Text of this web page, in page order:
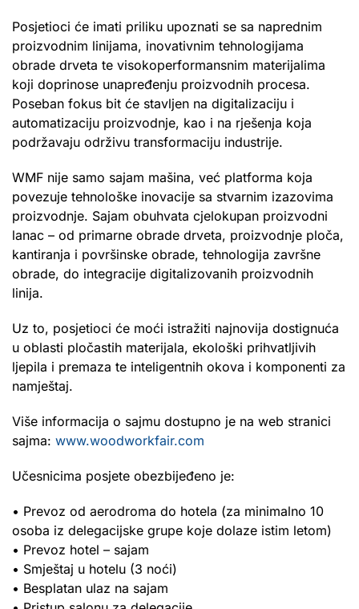
Posjetioci će imati priliku upoznati se sa naprednim
proizvodnim linijama, inovativnim tehnologijama
obrade drveta te visokoperformansnim materijalima
koji doprinose unapređenju proizvodnih procesa.
Poseban fokus bit će stavljen na digitalizaciju i
automatizaciju proizvodnje, kao i na rješenja koja
podržavaju održivu transformaciju industrije.
WMF nije samo sajam mašina, već platforma koja
povezuje tehnološke inovacije sa stvarnim izazovima
proizvodnje. Sajam obuhvata cjelokupan proizvodni
lanac – od primarne obrade drveta, proizvodnje ploča,
kantiranja i površinske obrade, tehnologija završne
obrade, do integracije digitalizovanih proizvodnih
linija.
Uz to, posjetioci će moći istražiti najnovija dostignuća
u oblasti pločastih materijala, ekološki prihvatljivih
ljepila i premaza te inteligentnih okova i komponenti za
namještaj.
Više informacija o sajmu dostupno je na web stranici
sajma: www.woodworkfair.com
Učesnicima posjete obezbijeđeno je:
• Prevoz od aerodroma do hotela (za minimalno 10
osoba iz delegacijske grupe koje dolaze istim letom)
• Prevoz hotel – sajam
• Smještaj u hotelu (3 noći)
• Besplatan ulaz na sajam